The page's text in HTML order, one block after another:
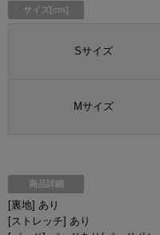
サイズ[cm]
Sサイズ
Mサイズ
商品詳細
[裏地] あり
[ストレッチ] あり